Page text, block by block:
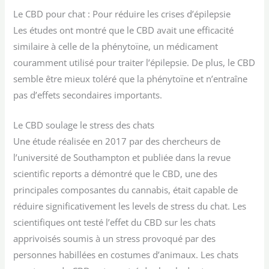
Le CBD pour chat : Pour réduire les crises d’épilepsie
Les études ont montré que le CBD avait une efficacité
similaire à celle de la phénytoïne, un médicament
couramment utilisé pour traiter l’épilepsie. De plus, le CBD
semble être mieux toléré que la phénytoïne et n’entraîne
pas d’effets secondaires importants.
Le CBD soulage le stress des chats
Une étude réalisée en 2017 par des chercheurs de
l’université de Southampton et publiée dans la revue
scientific reports a démontré que le CBD, une des
principales composantes du cannabis, était capable de
réduire significativement les levels de stress du chat. Les
scientifiques ont testé l’effet du CBD sur les chats
apprivoisés soumis à un stress provoqué par des
personnes habillées en costumes d’animaux. Les chats